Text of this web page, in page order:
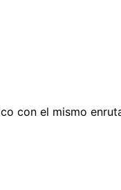
con el mismo